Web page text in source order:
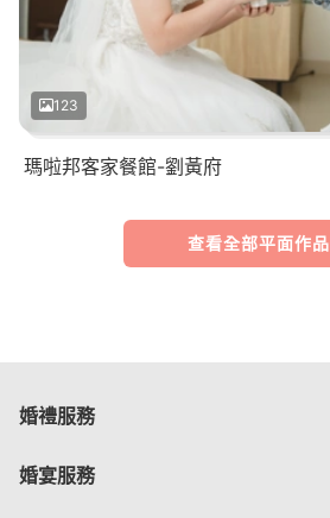
123
瑪啦邦客家餐館-劉黃府
查看全部平面作品
婚禮服務
婚宴服務